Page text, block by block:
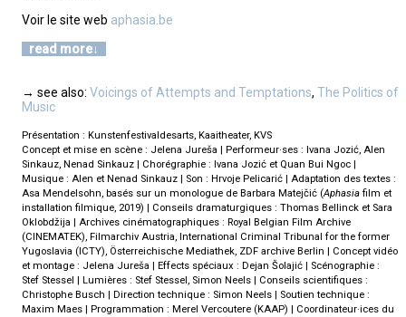
Voir le site web aphasia.be
read more
→ see also: Voicings of Attempts and Temptations, The Politics of
Music
Présentation : Kunstenfestivaldesarts, Kaaitheater, KVS
Concept et mise en scène : Jelena Jureša | Performeur·ses : Ivana Jozić, Alen
Sinkauz, Nenad Sinkauz | Chorégraphie : Ivana Jozić et Quan Bui Ngoc |
Musique : Alen et Nenad Sinkauz | Son : Hrvoje Pelicarić | Adaptation des textes :
Asa Mendelsohn, basés sur un monologue de Barbara Matejčić (Aphasia film et
installation filmique, 2019) | Conseils dramaturgiques : Thomas Bellinck et Sara
Oklobdžija | Archives cinématographiques : Royal Belgian Film Archive
(CINEMATEK), Filmarchiv Austria, International Criminal Tribunal for the former
Yugoslavia (ICTY), Österreichische Mediathek, ZDF archive Berlin | Concept vidéo
et montage : Jelena Jureša | Effects spéciaux : Dejan Šolajić | Scénographie :
Stef Stessel | Lumières : Stef Stessel, Simon Neels | Conseils scientifiques :
Christophe Busch | Direction technique : Simon Neels | Soutien technique :
Maxim Maes | Programmation : Merel Vercoutere (KAAP) | Coordinateur·ices du